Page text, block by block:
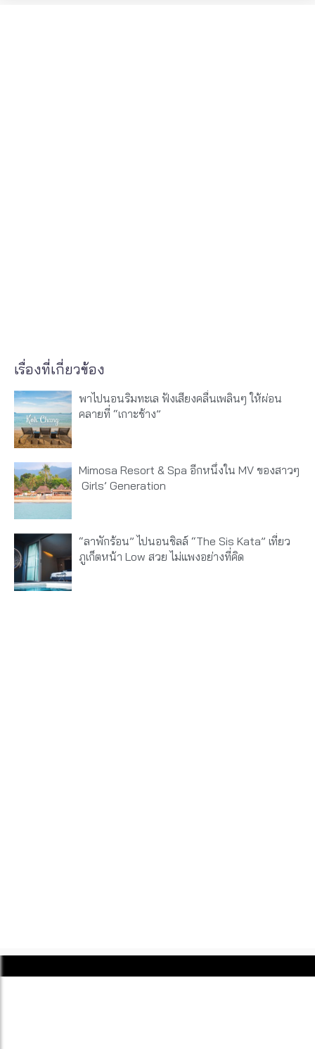
เรื่องที่เกี่ยวข้อง
พาไปนอนริมทะเล ฟังเสียงคลื่นเพลินๆ ให้ผ่อน
คลายที่ “เกาะช้าง”
Mimosa Resort & Spa อีกหนึ่งใน MV ของสาวๆ
‎ Girls’ Generation
“ลาพักร้อน” ไปนอนชิลล์ “The Sis Kata” เที่ยว
ภูเก็ตหน้า Low สวย ไม่แพงอย่างที่คิด